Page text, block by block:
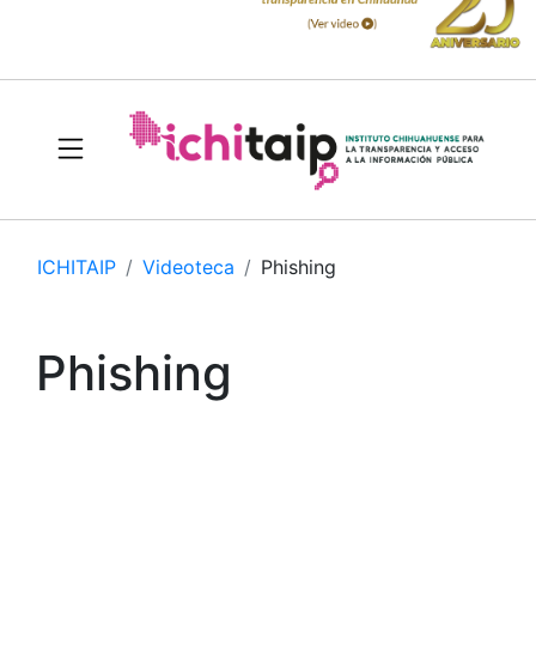
ICHITAIP Videoteca Phishing
Phishing